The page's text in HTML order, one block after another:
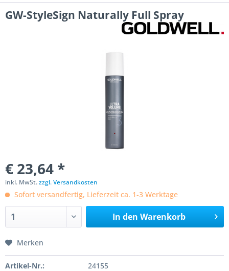
GW-StyleSign Naturally Full Spray
€ 23,64 *
inkl. MwSt.zzgl. Versandkosten
Sofort versandfertig, Lieferzeit ca. 1-3 Werktage
In den Warenkorb
Merken
Artikel-Nr.:
24155